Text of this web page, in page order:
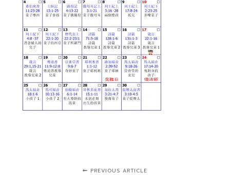
PREVIOUS ARTICLE